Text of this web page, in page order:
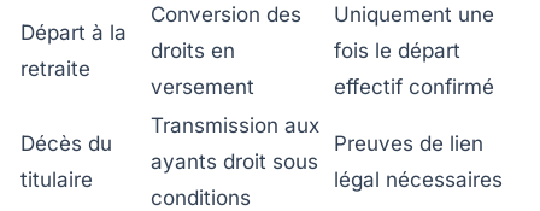
Départ à la
retraite
Conversion des
droits en
versement
Uniquement une
fois le départ
effectif confirmé
Décès du
titulaire
Transmission aux
ayants droit sous
conditions
Preuves de lien
légal nécessaires